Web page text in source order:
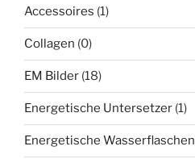
Accessoires (1)
Collagen (0)
EM Bilder (18)
Energetische Untersetzer (1)
Energetische Wasserflaschen